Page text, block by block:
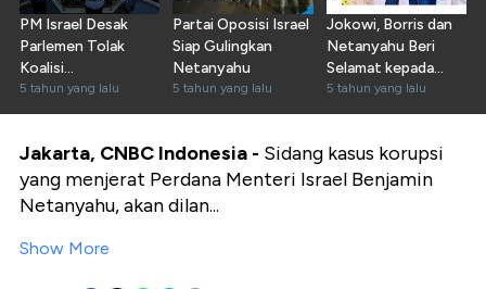
PM Israel Desak
Parlemen Tolak
Koalisi
Pemerintahan Baru
5 tahun yang lalu
Partai Oposisi Israel
Siap Gulingkan
Netanyahu
5 tahun yang lalu
Jokowi, Borris dan
Netanyahu Beri
Selamat kepada
Biden
5 tahun yang lalu
Jakarta, CNBC Indonesia - Sidang kasus korupsi
yang menjerat Perdana Menteri Israel Benjamin
Netanyahu, akan dilan...
Show More